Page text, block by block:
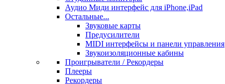
Аудио Миди интерфейс для iPhone,iPad
Остальные...
Звуковые карты
Предусилители
MIDI интерфейсы и панели управления
Звукоизоляционные кабины
Проигрыватели / Рекордеры
Плееры
Рекордеры